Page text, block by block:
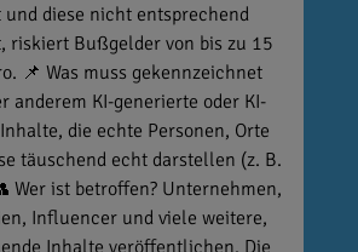
diese nicht entsprechend
riskiert Bußgelder von bis zu 15
📌 Was muss gekennzeichnet
anderem KI-generierte oder KI-
die echte Personen, Orte
täuschend echt darstellen (z. B.
Wer ist betroffen? Unternehmen,
Influencer und viele weitere,
Inhalte veröffentlichen. Die